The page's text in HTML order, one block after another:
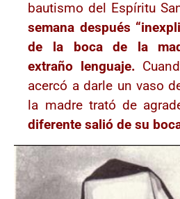
bautismo del Espíritu
semana después
de la boca de la
extraño lenguaje.
acercó a darle un vaso
la madre trató de
diferente salió de su